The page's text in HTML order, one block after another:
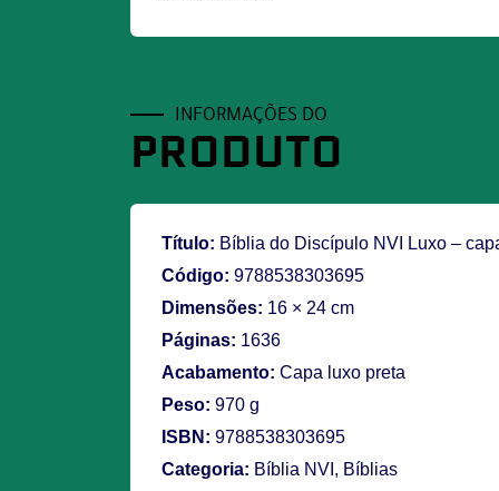
INFORMAÇÕES DO
PRODUTO
Título: Bíblia do Discípulo NVI Luxo –
Código: 9788538303695
Dimensões: 16 × 24 cm
Páginas: 1636
Acabamento: Capa luxo preta
Peso: 970 g
ISBN: 9788538303695
Categoria: Bíblia NVI , Bíblias